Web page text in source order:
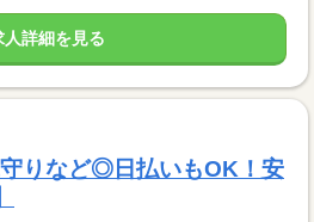
人詳細を見る
りなど◎日払いもOK！安